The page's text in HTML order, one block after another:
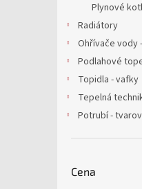
Plynové
Radiátory
Ohřívače vody
Podlahové
Topidla - vafky
Tepelná
Potrubí -
Cena